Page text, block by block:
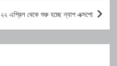
২২ এপ্রিল থেকে শুরু হচ্ছে ন্যাপ এক্সপো